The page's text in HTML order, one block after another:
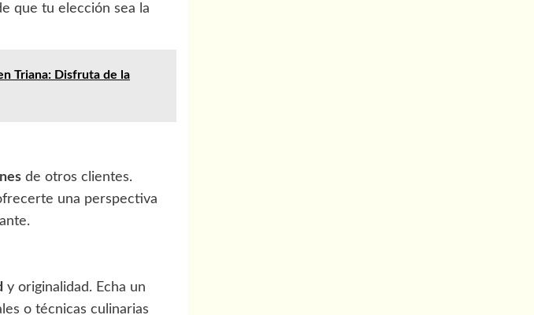
que tu elección sea la
Triana: Disfruta de la
de otros clientes.
una perspectiva
y originalidad. Echa un
o técnicas culinarias